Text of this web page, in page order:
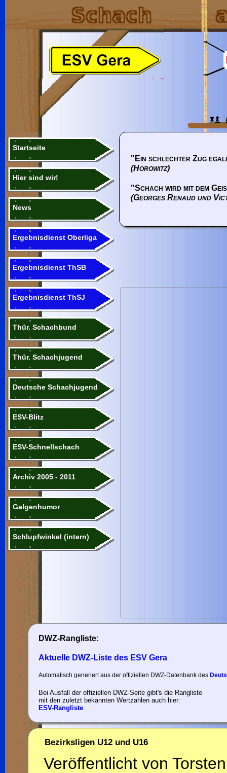
Startseite
Hier sind wir!
News
Ergebnisdienst Oberliga
Ergebnisdienst ThSB
Ergebnisdienst ThSJ
Thür. Schachbund
Thür. Schachjugend
Deutsche Schachjugend
ESV-Blitz
ESV-Schnellschach
Archiv 2005 - 2011
Galgenhumor
Schlupfwinkel (intern)
"Ein schlechter Zug
(Horowitz)
"Schach wird mit dem
(Georges Renaud und
DWZ-Rangliste:
Aktuelle DWZ-Liste des ESV Gera
Automatisch generiert aus der offiziellen DWZ-Datenbank des
Bei Ausfall der offiziellen DWZ-Seite gibt's die Rangliste
mit den zuletzt bekannten Wertzahlen auch hier:
ESV-Rangliste
Bezirksligen U12 und U16
Veröffentlicht von Torsten